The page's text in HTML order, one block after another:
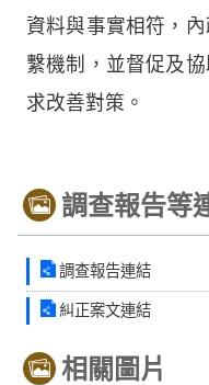
資料與事實相符，
繫機制，並督促及
求改善對策。
調查報告等
調查報告連結
糾正案文連結
相關圖片